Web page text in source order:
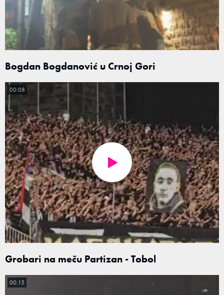
Bogdan Bogdanović u Crnoj Gori
Grobari na meču Partizan - Tobol
00:08
00:15